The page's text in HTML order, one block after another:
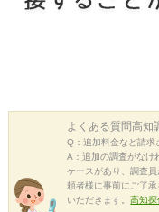
よくある質問高知
Q：追加料金など請求
A：追加の調査がなけ
ケースがあり、調査
頼者様に事前にご了
いただきます。高知